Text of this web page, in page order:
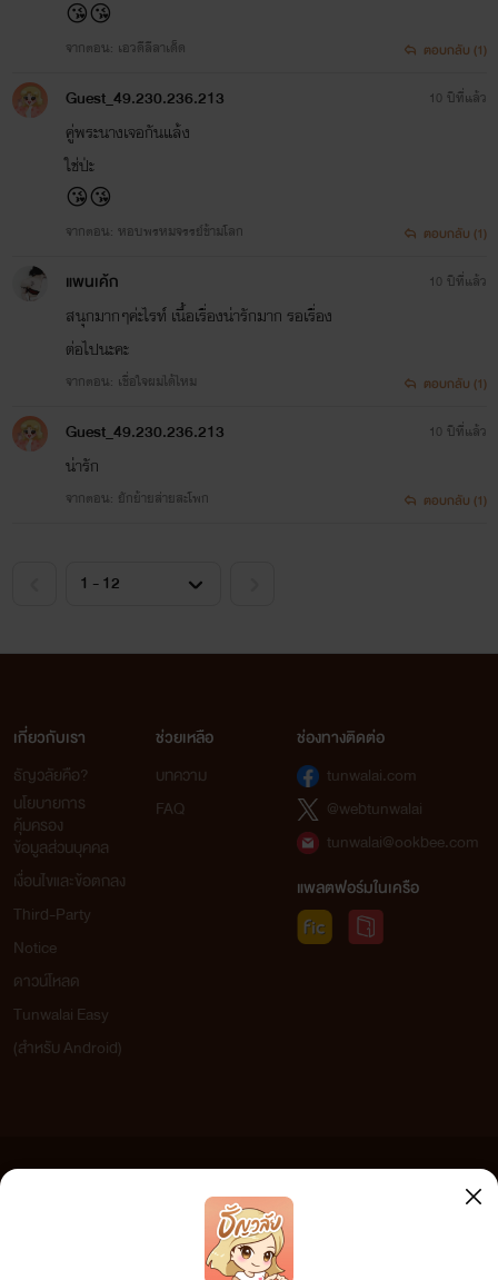
😘😘
จากตอน: เอวดีลีลาเด็ด ตอบกลับ (1)
Guest_49.230.236.213
คู่พระนางเจอกันแล้ง
ใช่ป่ะ
😘😘
จากตอน: หอบพรหมจรรย์ข้ามโลก
10 ปีที่แล้ว
ตอบกลับ (1)
แพนเค้ก
สนุกมากๆค่ะไรท์ เนื้อเรื่องน่ารักมาก รอเรื่อง
ต่อไปนะคะ
จากตอน: เชื่อใจผมได้ไหม
10 ปีที่แล้ว
ตอบกลับ (1)
Guest_49.230.236.213
น่ารัก
จากตอน: ยักย้ายส่ายสะโพก
10 ปีที่แล้ว
ตอบกลับ (1)
เกี่ยวกับเรา
ธัญวลัยคือ?
นโยบายการ
คุ้มครอง
ข้อมูลส่วนบุคคล
เงื่อนไขและข้อตกลง
Third-Party
Notice
ดาวน์โหลด
Tunwalai Easy
(สำหรับ Android)
ช่วยเหลือ
บทความ
FAQ
ช่องทางติดต่อ
tunwalai.com
@webtunwalai
tunwalai@ookbee.com
แพลตฟอร์มในเครือ
เว็บไซต์แห่งนี้ไม่ได้เห็นด้วยและไม่ขอรับผิดชอบต่อข้อความใดๆ ทั้งสิ้น ดังนั้นผู้อ่านทุกท่านโปรดใช้
วิจารณญาณในการกลั่นกรองด้วยตนเอง และหากท่านพบข้อความใดๆ ที่ขัดต่อกฎหมายและศีลธรรม
กรุณาแจ้งมาที่ tunwalai@ookbee.com เพื่อทีมงานจะได้ดำเนินการในทันที ทั้งนี้ ทางเว็บไซต์ขอสงวน